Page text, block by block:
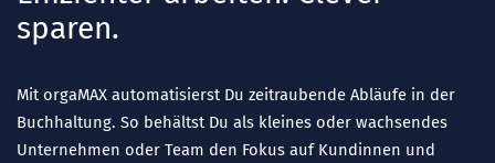
sparen.
Mit orgaMAX automatisierst Du zeitraubende Abläufe in der
Buchhaltung. So behältst Du als kleines oder wachsendes
Unternehmen oder Team den Fokus auf Kundinnen und